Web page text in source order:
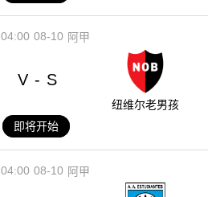
08-10
04:00 阿甲
V - S
纽维尔老男孩
即将开始
08-10
04:00 阿甲